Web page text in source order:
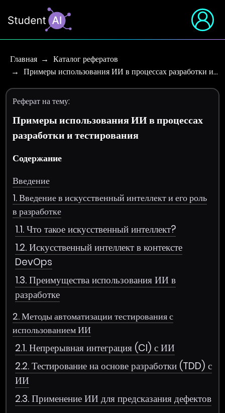
Главная
Каталог рефератов
Примеры использования ИИ в процессах разработки и…
Реферат на тему:
Примеры использования ИИ в процессах
разработки и тестирования
Содержание
Введение
1. Введение в искусственный интеллект и его роль
в разработке
1.1. Что такое искусственный интеллект?
1.2. Искусственный интеллект в контексте
DevOps
1.3. Преимущества использования ИИ в
разработке
2. Методы автоматизации тестирования с
использованием ИИ
2.1. Непрерывная интеграция (CI) с ИИ
2.2. Тестирование на основе разработки (TDD) с
ИИ
2.3. Применение ИИ для предсказания дефектов